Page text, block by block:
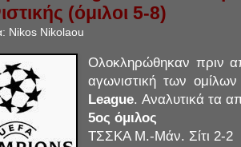
(όμιλοι 5-8)
Nikos Nikolaou
Ολοκληρώθηκαν πριν
αγωνιστική των
League. Αναλυτικά τα
5ος όμιλος
ΤΣΣΚΑ Μ.-Μάν. Σίτι 2-2